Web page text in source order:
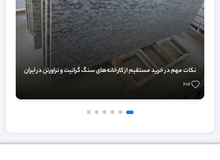
نکات مهم در خرید مستقیم از کارخانه‌های سنگ گرانیت و تراورتن در ایران
206